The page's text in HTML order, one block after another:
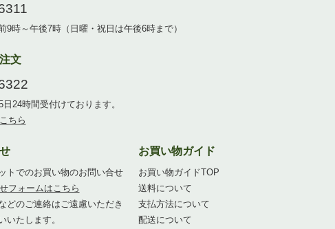
9時～午後7時（日曜・祝日は午後6時まで）
文
24時間受付けております。
ちら
トでのお買い物のお問い合せ
フォームはこちら
どのご連絡はご遠慮いただき
いたします。
お買い物ガイド
お買い物ガイドTOP
送料について
支払方法について
配送について